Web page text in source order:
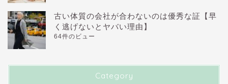
古い体質の会社が合わないのは優秀な証【早
く逃げないとヤバい理由】
64件のビュー
Category